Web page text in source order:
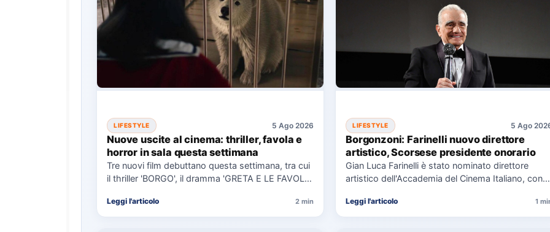
LIFESTYLE 5 Ago 2026
Nuove uscite al cinema: thriller, favola e
horror in sala questa settimana
Tre nuovi film debuttano questa settimana, tra cui
il thriller 'BORGO', il dramma 'GRETA E LE FAVOLE
Leggi l'articolo 2 min
LIFESTYLE 5 Ago
Borgonzoni: Farinelli nuovo direttore
artistico, Scorsese presidente onorario
Gian Luca Farinelli è stato nominato direttore
artistico dell'Accademia del Cinema Italiano, con
Leggi l'articolo 1